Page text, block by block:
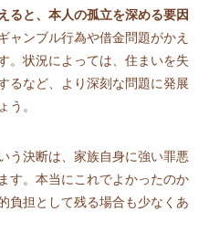
ると、本人の孤立を深める要因
ャンブル行為や借金問題がかえ
。状況によっては、住まいを失
るなど、より深刻な問題に発展
う。
う決断は、家族自身に強い罪悪
す。本当にこれでよかったのか
負担として残る場合も少なくあ